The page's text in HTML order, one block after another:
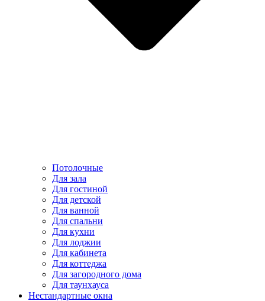
Потолочные
Для зала
Для гостиной
Для детской
Для ванной
Для спальни
Для кухни
Для лоджии
Для кабинета
Для коттеджа
Для загородного дома
Для таунхауса
Нестандартные окна